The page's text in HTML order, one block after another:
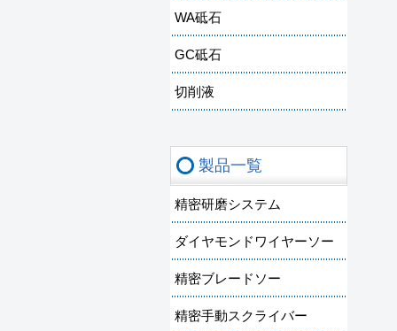
WA砥石
GC砥石
切削液
製品一覧
精密研磨システム
ダイヤモンドワイヤーソー
精密ブレードソー
精密手動スクライバー